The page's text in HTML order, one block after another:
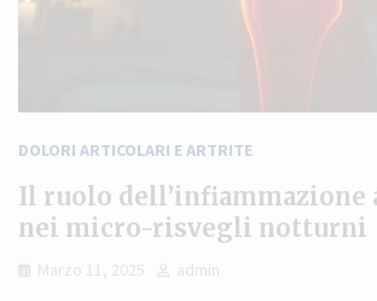
DOLORI ARTICOLARI E ARTRITE
Il ruolo dell’infiammazione
nei micro-risvegli notturni
Marzo 11, 2025 admin